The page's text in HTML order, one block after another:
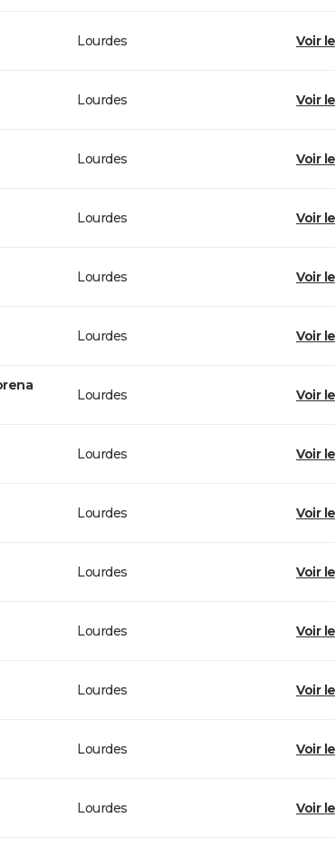
Lourdes Voir
Lourdes Voir
Lourdes Voir
Lourdes Voir
Lourdes Voir
Lourdes Voir
Lourdes Voir
Lourdes Voir
Lourdes Voir
Lourdes Voir
Lourdes Voir
Lourdes Voir
Lourdes Voir
Lourdes Voir